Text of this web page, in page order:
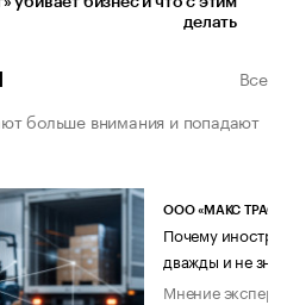
делать
Все
больше внимания и попадают
ООО «МАКС ТРАСТ»
Почему
дважды и не
Мнение